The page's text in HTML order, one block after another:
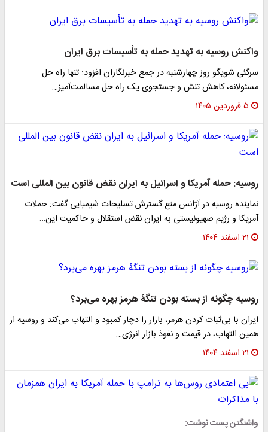
واکنش روسیه به تهدید حمله به تأسیسات برق ایران
سرگئی شویگو روز چهارشنبه در جمع خبرنگاران افزود: تنها راه حل
مسئولانه، کاهش تنش و جستجوی یک راه حل مسالمت‌آمیز…
۵ فروردین ۱۴۰۵
روسیه: حمله آمریکا و اسرائیل به ایران نقض قانون بین المللی است
نماینده روسیه در آژانس منع گسترش تسلیحات شیمیایی گفت: حملات
آمریکا و رژیم صهیونیستی به ایران نقض استقلال و حاکمیت این…
۲۱ اسفند ۱۴۰۴
روسیه چگونه از بسته بودن تنگۀ هرمز بهره می‌برد؟
ایران با بی‌ثبات کردن هرمز، بازار را دچار کمبود و التهاب می‌کند و روسیه از
همین التهاب، در قیمت و نفوذ بازار انرژی…
۲۱ اسفند ۱۴۰۴
واشنگتن پست نوشت: